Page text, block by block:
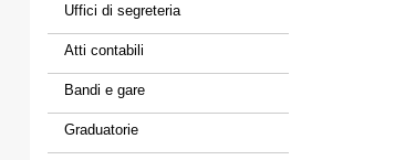
Uffici di segreteria
Atti contabili
Bandi e gare
Graduatorie